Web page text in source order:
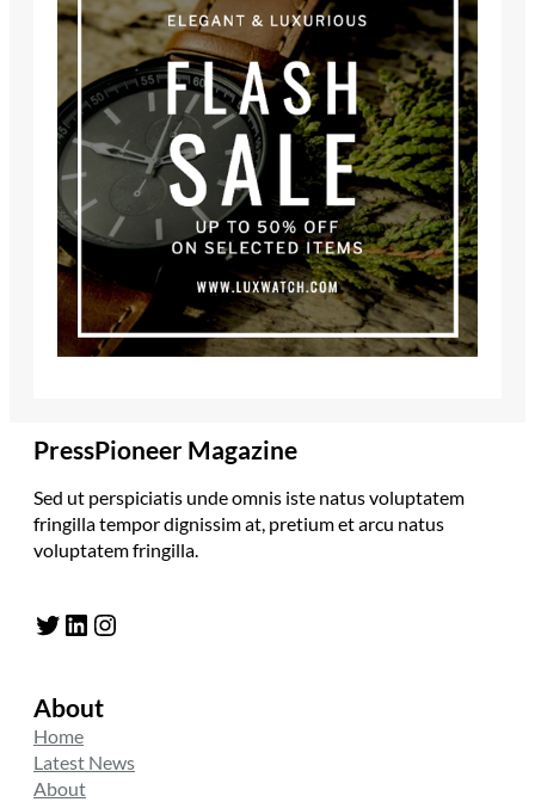
PressPioneer Magazine
Sed ut perspiciatis unde omnis iste natus voluptatem
fringilla tempor dignissim at, pretium et arcu natus
voluptatem fringilla.
Twitter LinkedIn Instagram
About
Home
Latest News
About